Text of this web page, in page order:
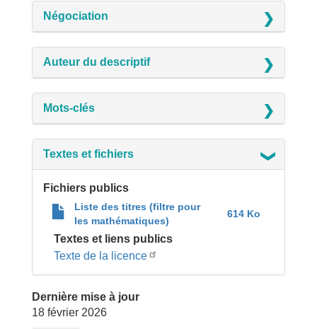
Négociation
Auteur du descriptif
Mots-clés
Textes et fichiers
Fichiers publics
Liste des titres (filtre pour
les mathématiques)
614 Ko
Textes et liens publics
Texte de la licence
Dernière mise à jour
18 février 2026